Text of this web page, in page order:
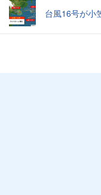
台風16号が小